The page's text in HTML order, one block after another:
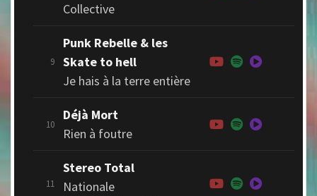
Collective
9
Punk Rebelle & les
Skate to hell
Je hais à la terre entière
10
Déjà Mort
Rien à foutre
11
Stereo Total
Nationale